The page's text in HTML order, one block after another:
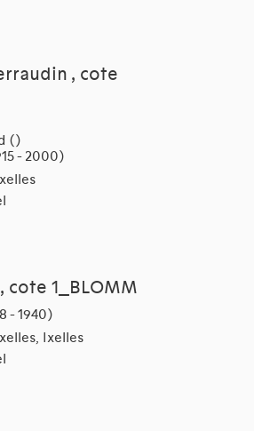
, cote
()
- 2000)
cote 1_BLOMM
- 1940)
Ixelles